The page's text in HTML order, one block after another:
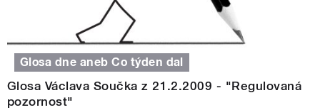
Glosa dne aneb Co týden dal
Glosa Václava Součka z 21.2.2009 - "Regulovaná
pozornost"